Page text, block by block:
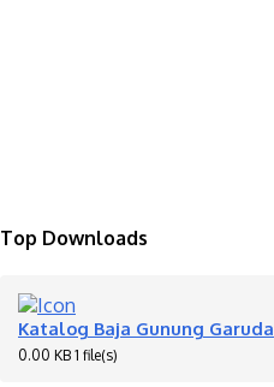
Top Downloads
Katalog Baja Gunung Garuda
0.00 KB 1 file(s)